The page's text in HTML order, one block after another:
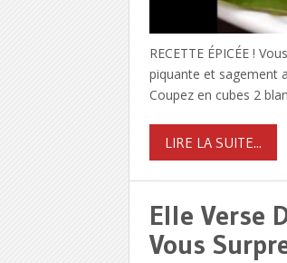
RECETTE ÉPICÉE !
piquante et sagement
Coupez en cubes 2
LIRE LA SUITE...
Elle Verse
Vous